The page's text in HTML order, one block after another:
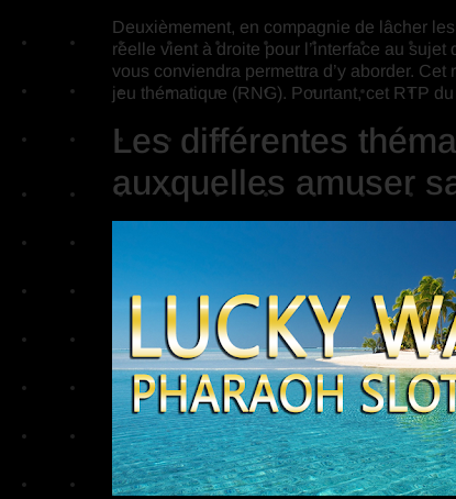
Deuxièmement, en compagnie de lâcher
réelle vient à droite pour l’interface au
vous conviendra permettra d’y aborder.
jeu thématique (RNG). Pourtant, cet RTP
Les différentes
auxquelles amuser